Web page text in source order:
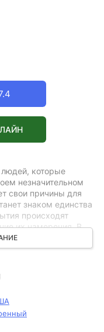
которые
незначительном
свои причины для
знаком единства
происходят
их намерения. В
к событию один
среди остальных.
и
только сокровенные
инциденты в
участники
быть причастен к
друга, пытаются